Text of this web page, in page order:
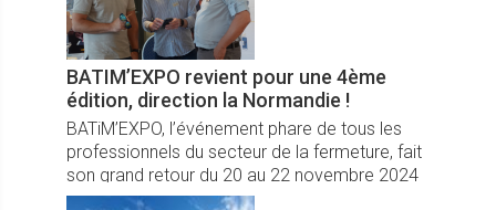
BATIM’EXPO revient pour une 4ème
édition, direction la Normandie !
BATiM’EXPO, l’événement phare de tous les
professionnels du secteur de la fermeture, fait
son grand retour du 20 au 22 novembre 2024
au Domaine d’Argeronne, à la Haye-Malherbe,